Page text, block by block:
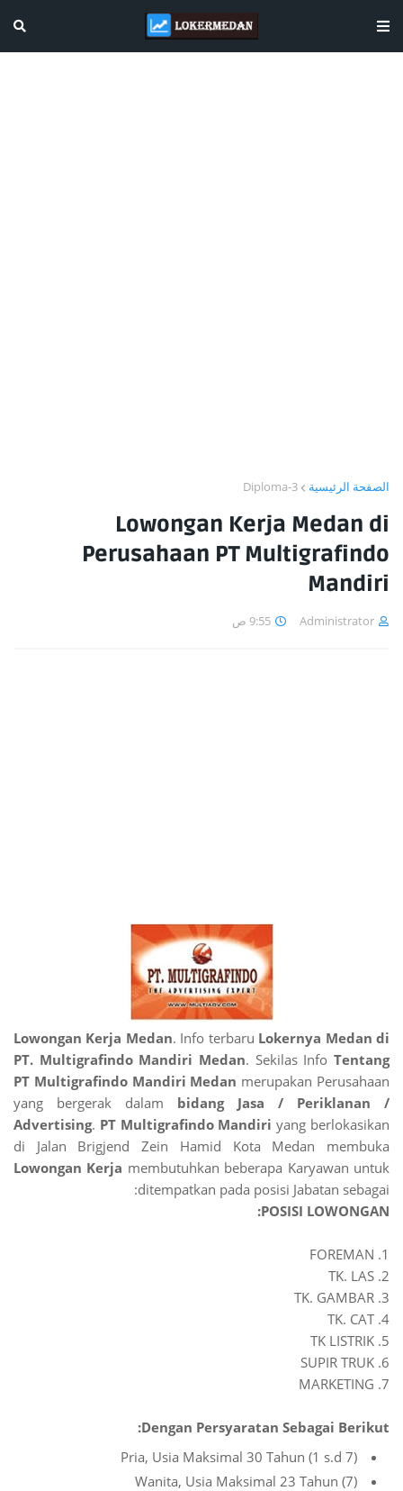
الصفحة الرئيسية Diploma-3
Lowongan Kerja Medan di
Perusahaan PT Multigrafindo
Mandiri
Administrator 9:55 ص
Lowongan Kerja Medan. Info terbaru Lokernya Medan di
PT. Multigrafindo Mandiri Medan. Sekilas Info Tentang
PT Multigrafindo Mandiri Medan merupakan Perusahaan
yang bergerak dalam bidang Jasa / Periklanan /
Advertising. PT Multigrafindo Mandiriyang berlokasikan
di Jalan Brigjend Zein Hamid Kota Medan membuka
Lowongan Kerja membutuhkan beberapa Karyawan untuk
ditempatkan pada posisi Jabatan sebagai:
POSISI LOWONGAN:
1. FOREMAN
2. TK. LAS
3. TK. GAMBAR
4. TK. CAT
5. TK LISTRIK
6. SUPIR TRUK
7. MARKETING
Dengan Persyaratan Sebagai Berikut:
Pria, Usia Maksimal 30 Tahun (1 s.d 7)
Wanita, Usia Maksimal 23 Tahun (7)